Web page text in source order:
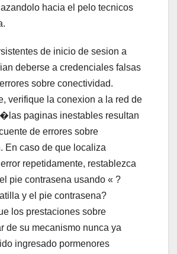
hacia el pelo tecnicos
de inicio de sesion a
deberse a credenciales falsas
sobre conectividad.
verifique la conexion a la red de
paginas inestables resultan
de errores sobre
En caso de que localiza
repetidamente, restablezca
pie contrasena usando « ?
y el pie contrasena?
los prestaciones sobre
de su mecanismo nunca ya
ingresado pormenores